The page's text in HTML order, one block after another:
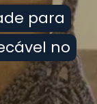
para
no
para
no